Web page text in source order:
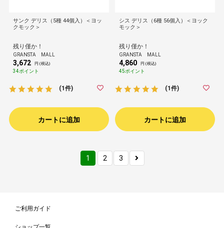
サンク デリス（5種 44個入）＜ヨッ
クモック＞
残り僅か！
GRANSTA MALL
3,672 円 (税込)
34ポイント
(1件)
カートに追加
シス デリス（6種 56個入）＜ヨック
モック＞
残り僅か！
GRANSTA MALL
4,860 円 (税込)
45ポイント
(1件)
カートに追加
1 2 3
ご利用ガイド